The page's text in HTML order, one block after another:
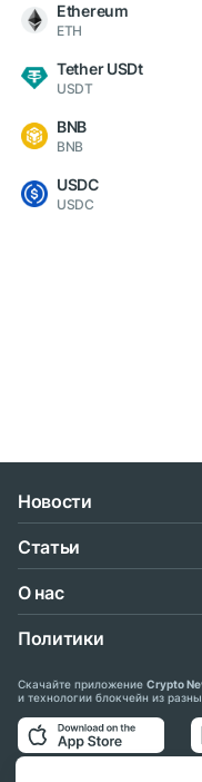
Ethereum
ETH
Tether USDt
USDT
BNB
BNB
USDC
USDC
Новости
Статьи
О нас
Политики
Скачайте приложение Crypto
и технологии блокчейн из